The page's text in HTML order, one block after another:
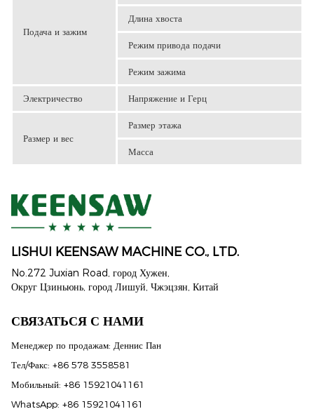
Подача и зажим
Длина хвоста
Режим привода подачи
Режим зажима
Электричество Напряжение и Герц
Размер и вес
Размер этажа
Масса
LISHUI ​​KEENSAW MACHINE CO., LTD.
No.272 Juxian Road, город Хужен,
Округ Цзиньюнь, город Лишуй, Чжэцзян, Китай
СВЯЗАТЬСЯ С НАМИ
Менеджер по продажам: Деннис Пан
Тел/Факс: +86 578 3558581
Мобильный: +86 15921041161
WhatsApp: +86 15921041161